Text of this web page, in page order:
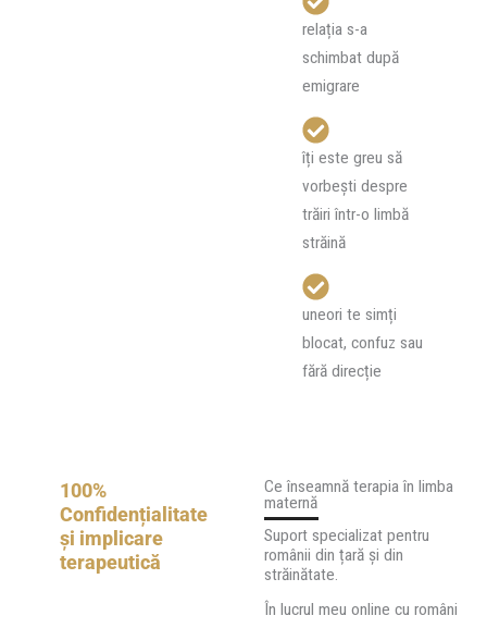
relația s-a
schimbat după
emigrare
îți este greu să
vorbești despre
trăiri într-o limbă
străină
uneori te simți
blocat, confuz sau
fără direcție
100%
Confidențialitate
și implicare
terapeutică
Ce înseamnă terapia în limba
maternă
Suport specializat pentru
românii din țară și din
străinătate.
În lucrul meu online cu români